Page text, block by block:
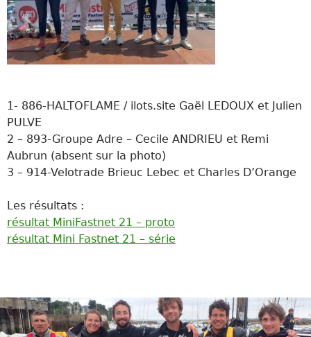
1- 886-HALTOFLAME / ilots.site Gaël LEDOUX et Julien
PULVE
2 – 893-Groupe Adre – Cecile ANDRIEU et Remi
Aubrun (absent sur la photo)
3 – 914-Velotrade Brieuc Lebec et Charles D’Orange
Les résultats :
résultat MiniFastnet 21 – proto
résultat Mini Fastnet 21 – série